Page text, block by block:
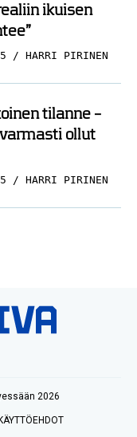
ikuisen
HARRI PIRINEN
tilanne –
ollut
HARRI PIRINEN
2026
KÄYTTÖEHDOT